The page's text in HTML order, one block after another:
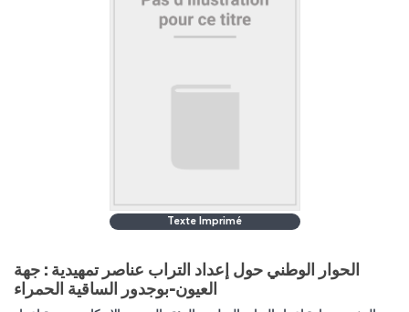
Texte Imprimé
الحوار الوطني حول إعداد التراب عناصر تمهيدية : جهة
العيون-بوجدور الساقية الحمراء